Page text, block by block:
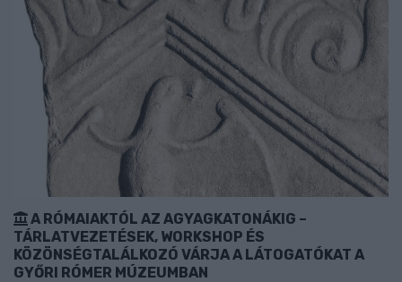
A RÓMAIAKTÓL AZ AGYAGKATONÁKIG –
TÁRLATVEZETÉSEK, WORKSHOP ÉS
KÖZÖNSÉGTALÁLKOZÓ VÁRJA A LÁTOGATÓKAT A
GYŐRI RÓMER MÚZEUMBAN